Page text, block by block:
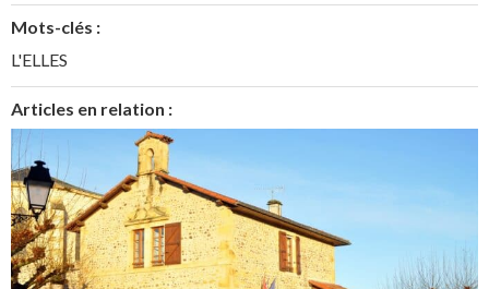
Mots-clés :
L'ELLES
Articles en relation :